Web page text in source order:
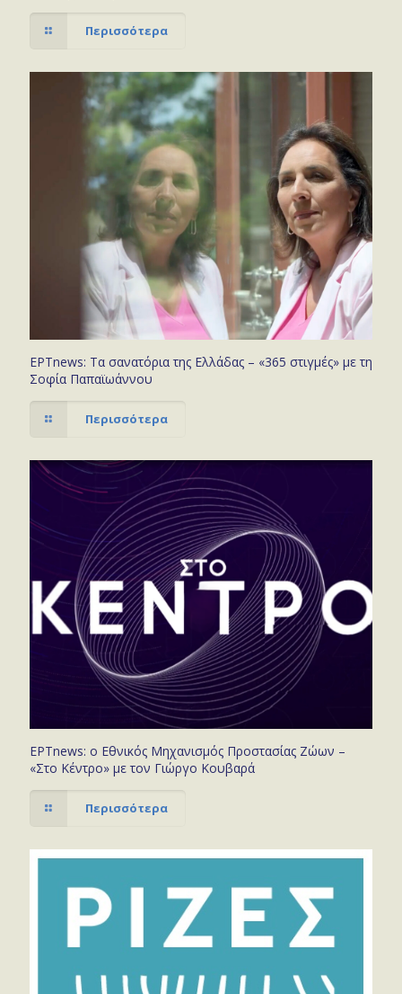
Περισσότερα
ΕΡΤnews: Τα σανατόρια της Ελλάδας – «365 στιγμές» με τη
Σοφία Παπαϊωάννου
Περισσότερα
ΕΡΤnews: ο Εθνικός Μηχανισμός Προστασίας Ζώων –
«Στο Κέντρο» με τον Γιώργο Κουβαρά
Περισσότερα